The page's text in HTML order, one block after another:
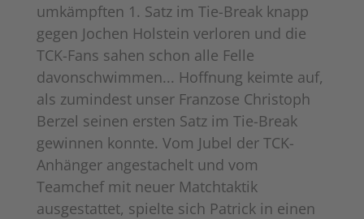
umkämpften 1. Satz im Tie-Break knapp
gegen Jochen Holstein verloren und die
TCK-Fans sahen schon alle Felle
davonschwimmen... Hoffnung keimte auf,
als zumindest unser Franzose Christoph
Berzel seinen ersten Satz im Tie-Break
gewinnen konnte. Vom Jubel der TCK-
Anhänger angestachelt und vom
Teamchef mit neuer Matchtaktik
ausgestattet, spielte sich Patrick in einen